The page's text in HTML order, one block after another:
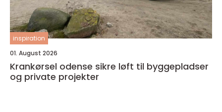
inspiration
01. August 2026
Krankørsel odense sikre løft til byggepladser
og private projekter